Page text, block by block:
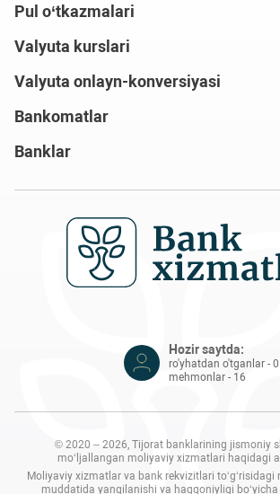
Pul o‘tkazmalari
Valyuta kurslari
Valyuta onlayn-konversiyasi
Bankomatlar
Banklar
Hozir saytda:
ro'yhatdan o'tganlar - 0
mehmonlar - 16